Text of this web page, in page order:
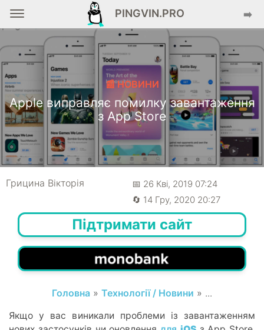
PINGVIN.PRO ➡️
📰 НОВИНИ
Apple виправляє помилку завантаження
з App Store
Грицина Вікторія
📅 26 Кві, 2019 07:24
🔄 14 Гру, 2020 20:27
Підтримати сайт
Головна » Технології / Новини » ...
Якщо у вас виникали проблеми із завантаженням